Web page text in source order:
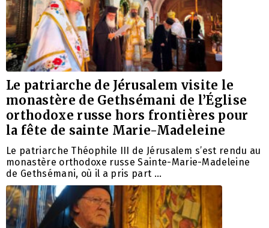
Le patriarche de Jérusalem visite le
monastère de Gethsémani de l’Église
orthodoxe russe hors frontières pour
la fête de sainte Marie-Madeleine
Le patriarche Théophile III de Jérusalem s’est rendu au
monastère orthodoxe russe Sainte-Marie-Madeleine
de Gethsémani, où il a pris part …